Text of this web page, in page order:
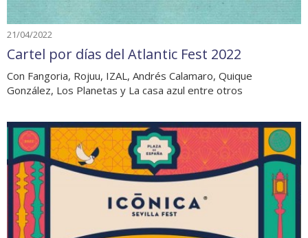
21/04/2022
Cartel por días del Atlantic Fest 2022
Con Fangoria, Rojuu, IZAL, Andrés Calamaro, Quique
González, Los Planetas y La casa azul entre otros